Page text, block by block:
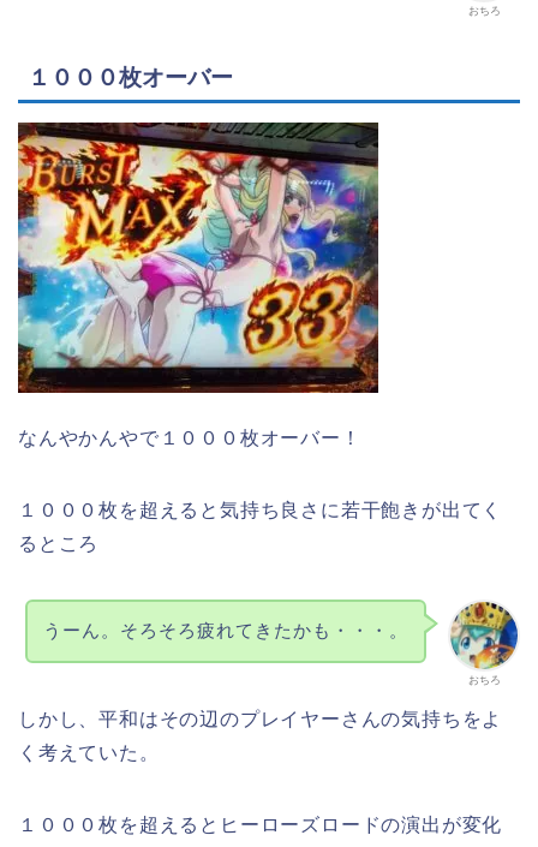
おちろ
１０００枚オーバー
なんやかんやで１０００枚オーバー！
１０００枚を超えると気持ち良さに若干飽きが出てく
るところ
おちろ
うーん。そろそろ疲れてきたかも・・・。
しかし、平和はその辺のプレイヤーさんの気持ちをよ
く考えていた。
１０００枚を超えるとヒーローズロードの演出が変化